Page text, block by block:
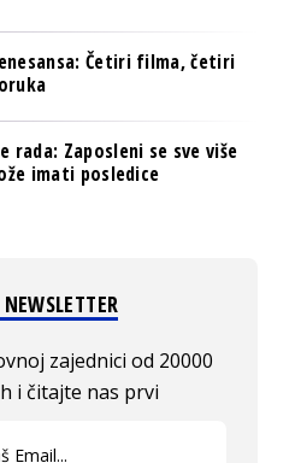
Četiri filma, četiri
rada: Zaposleni se sve više
imati posledice
zajednici od 20000
i čitajte nas prvi